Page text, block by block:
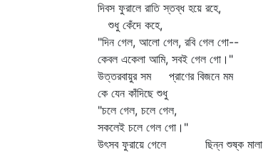
দিবস ফুরালে রাতি স্তব্ধ হয়ে রহে,
শুধু কেঁদে কহে,
"দিন গেল, আলো গেল, রবি গেল গো--
কেবল একেলা আমি, সবই গেল গো।"
উত্তরবায়ুর সম প্রাণের বিজনে মম
কে যেন কাঁদিছে শুধু
"চলে গেল, চলে গেল,
সকলেই চলে গেল গো।"
উৎসব ফুরায়ে গেলে ছিন্ন শুষ্ক মালা